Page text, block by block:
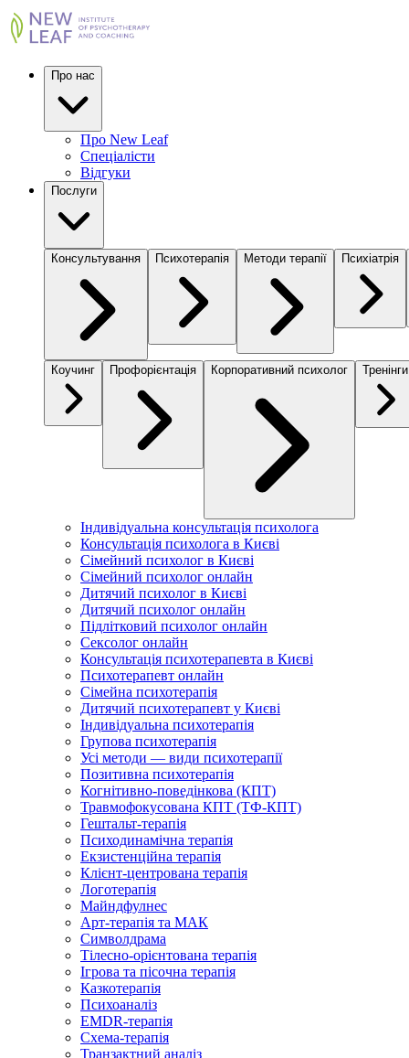
Про нас
Про New Leaf
Спеціалісти
Відгуки
Послуги
Консультування Психотерапія Методи терапії Психіатрія
Коучинг Профорієнтація Корпоративний психолог Тренінги
Індивідуальна консультація психолога
Консультація психолога в Києві
Сімейний психолог в Києві
Сімейний психолог онлайн
Дитячий психолог в Києві
Дитячий психолог онлайн
Підлітковий психолог онлайн
Сексолог онлайн
Консультація психотерапевта в Києві
Психотерапевт онлайн
Сімейна психотерапія
Дитячий психотерапевт у Києві
Індивідуальна психотерапія
Групова психотерапія
Усі методи — види психотерапії
Позитивна психотерапія
Когнітивно-поведінкова (КПТ)
Травмофокусована КПТ (ТФ-КПТ)
Гештальт-терапія
Психодинамічна терапія
Екзистенційна терапія
Клієнт-центрована терапія
Логотерапія
Майндфулнес
Арт-терапія та МАК
Символдрама
Тілесно-орієнтована терапія
Ігрова та пісочна терапія
Казкотерапія
Психоаналіз
EMDR-терапія
Схема-терапія
Транзактний аналіз